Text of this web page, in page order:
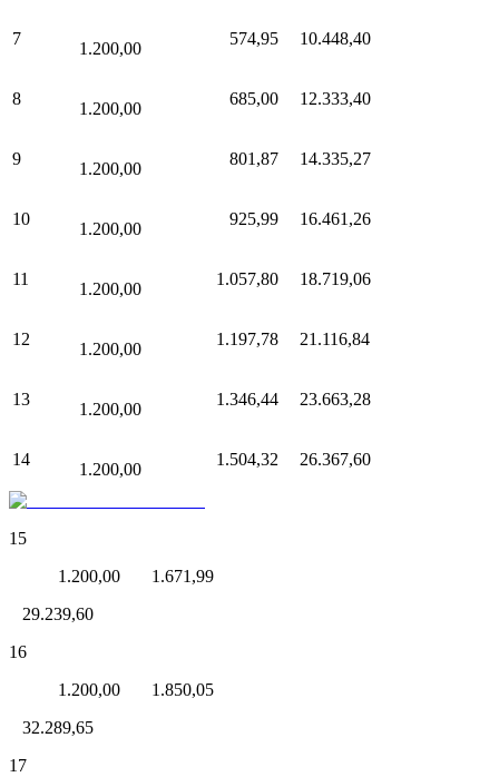
7
1.200,00
574,95 10.448,40
8
1.200,00
685,00 12.333,40
9
1.200,00
801,87 14.335,27
10
1.200,00
925,99 16.461,26
11
1.200,00
1.057,80 18.719,06
12
1.200,00
1.197,78 21.116,84
13
1.200,00
1.346,44 23.663,28
14
1.200,00
1.504,32 26.367,60
15
1.200,00 1.671,99
29.239,60
16
1.200,00 1.850,05
32.289,65
17